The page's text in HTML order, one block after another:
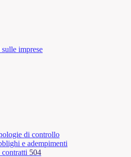
imprese
di controllo
e adempimenti
504